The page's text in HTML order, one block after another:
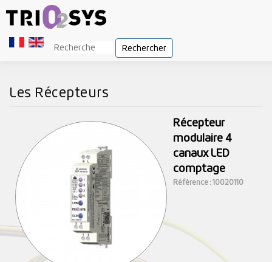
Rechercher
Les Récepteurs
Récepteur
modulaire 4
canaux LED
comptage
Référence : 10020110